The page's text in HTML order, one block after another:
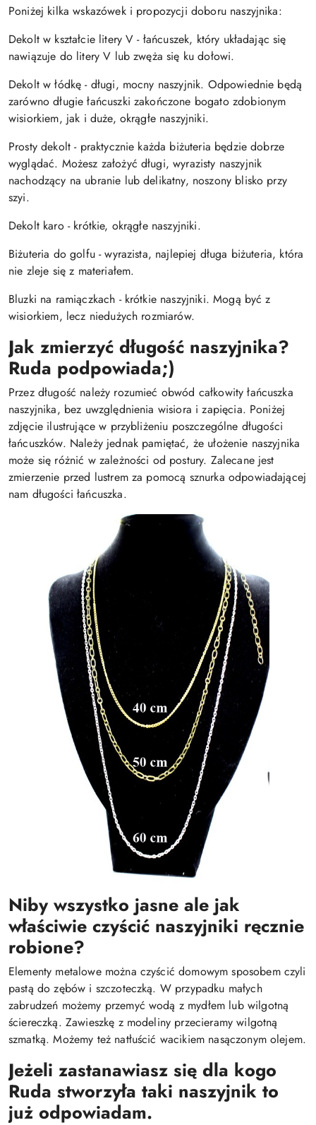
Poniżej kilka wskazówek i propozycji doboru naszyjnika:
Dekolt w kształcie litery V - łańcuszek, który układając się
nawiązuje do litery V lub zwęża się ku dołowi.
Dekolt w łódkę - długi, mocny naszyjnik. Odpowiednie będą
zarówno długie łańcuszki zakończone bogato zdobionym
wisiorkiem, jak i duże, okrągłe naszyjniki.
Prosty dekolt - praktycznie każda biżuteria będzie dobrze
wyglądać. Możesz założyć długi, wyrazisty naszyjnik
nachodzący na ubranie lub delikatny, noszony blisko przy
szyi.
Dekolt karo - krótkie, okrągłe naszyjniki.
Biżuteria do golfu - wyrazista, najlepiej długa biżuteria, która
nie zleje się z materiałem.
Bluzki na ramiączkach - krótkie naszyjniki. Mogą być z
wisiorkiem, lecz niedużych rozmiarów.
Jak zmierzyć długość naszyjnika?
Ruda podpowiada;)
Przez długość należy rozumieć obwód całkowity łańcuszka
naszyjnika, bez uwzględnienia wisiora i zapięcia. Poniżej
zdjęcie ilustrujące w przybliżeniu poszczególne długości
łańcuszków. Należy jednak pamiętać, że ułożenie naszyjnika
może się różnić w zależności od postury. Zalecane jest
zmierzenie przed lustrem za pomocą sznurka odpowiadającej
nam długości łańcuszka.
Niby wszystko jasne ale jak
właściwie czyścić naszyjniki ręcznie
robione?
Elementy metalowe można czyścić domowym sposobem czyli
pastą do zębów i szczoteczką. W przypadku małych
zabrudzeń możemy przemyć wodą z mydłem lub wilgotną
ściereczką. Zawieszkę z modeliny przecieramy wilgotną
szmatką. Możemy też natłuścić wacikiem nasączonym olejem.
Jeżeli zastanawiasz się dla kogo
Ruda stworzyła taki naszyjnik to
już odpowiadam.